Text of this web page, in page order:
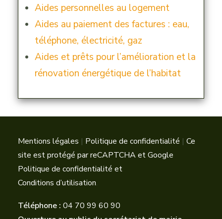
Aides personnelles au logement
Aides au paiement des factures : eau,
téléphone, électricité, gaz
Aides et prêts pour l’amélioration et la
rénovation énergétique de l’habitat
Mentions légales | Politique de confidentialité | Ce
site est protégé par reCAPTCHA et Google
Politique de confidentialité et
Conditions d’utilisation.
Téléphone : 04 70 99 60 90